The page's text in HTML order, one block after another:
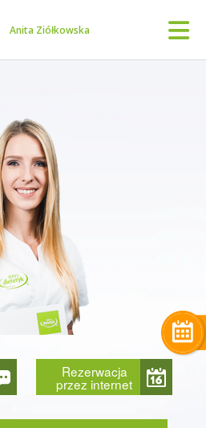
Anita Ziółkowska
Rezerwacja
przez internet